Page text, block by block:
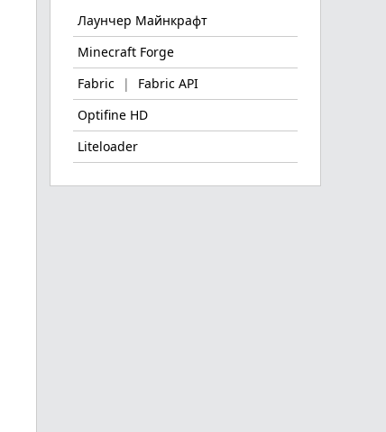
Лаунчер Майнкрафт
Minecraft Forge
Fabric
|
Fabric API
Optifine HD
Liteloader